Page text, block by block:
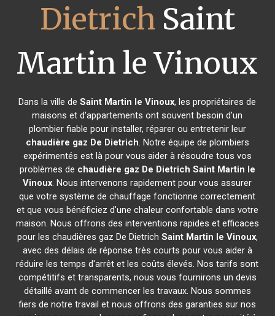
Dietrich Saint
Martin le Vinoux
Dans la ville deSaint Martin le Vinoux, les propriétaires de
maisons et d'appartements ont souvent besoin d'un
plombier fiable pour installer, réparer ou entretenir leur
chaudière gaz De Dietrich. Notre équipe de plombiers
expérimentés est là pour vous aider à résoudre tous vos
problèmes de chaudière gaz De Dietrich Saint Martin le
Vinoux. Nous intervenons rapidement pour vous assurer
que votre système de chauffage fonctionne correctement
et que vous bénéficiez d'une chaleur confortable dans votre
maison. Nous offrons des interventions rapides et efficaces
pour les chaudières gaz De Dietrich Saint Martin le Vinoux,
avec des délais de réponse très courts pour vous aider à
réduire les temps d'arrêt et les coûts élevés. Nos tarifs sont
compétitifs et transparents, nous vous fournirons un devis
détaillé avant de commencer les travaux. Nous sommes
fiers de notre travail et nous offrons des garanties sur nos